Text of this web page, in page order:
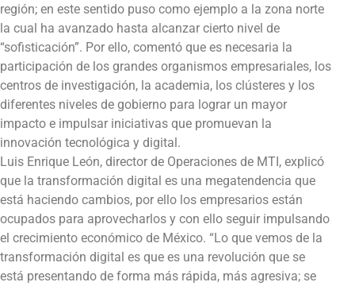
región; en este sentido puso como ejemplo a la zona norte
la cual ha avanzado hasta alcanzar cierto nivel de
“sofisticación”. Por ello, comentó que es necesaria la
participación de los grandes organismos empresariales, los
centros de investigación, la academia, los clústeres y los
diferentes niveles de gobierno para lograr un mayor
impacto e impulsar iniciativas que promuevan la
innovación tecnológica y digital.
Luis Enrique León, director de Operaciones de MTI, explicó
que la transformación digital es una megatendencia que
está haciendo cambios, por ello los empresarios están
ocupados para aprovecharlos y con ello seguir impulsando
el crecimiento económico de México. “Lo que vemos de la
transformación digital es que es una revolución que se
está presentando de forma más rápida, más agresiva; se